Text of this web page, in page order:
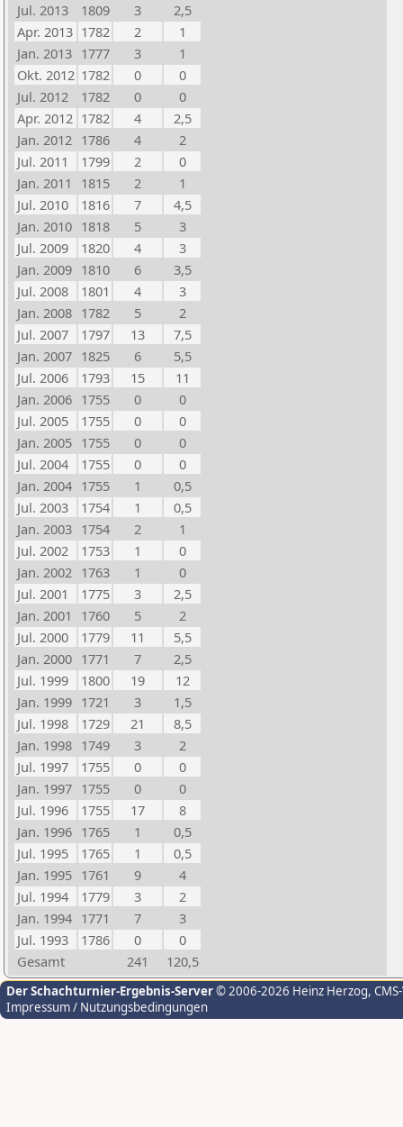
Jul. 2013
1809 3
2,5
Apr. 2013 1782 2
1
Jan. 2013 1777 3
1
Okt. 2012 1782 0
0
Jul. 2012
1782 0
0
Apr. 2012 1782 4
2,5
Jan. 2012 1786 4
2
Jul. 2011
1799 2
0
Jan. 2011
1815 2
1
Jul. 2010
1816 7
4,5
Jan. 2010 1818 5
3
Jul. 2009
1820 4
3
Jan. 2009 1810 6
3,5
Jul. 2008
1801 4
3
Jan. 2008 1782 5
2
Jul. 2007
1797 13
7,5
Jan. 2007 1825 6
5,5
Jul. 2006
1793 15
11
Jan. 2006 1755 0
0
Jul. 2005
1755 0
0
Jan. 2005 1755 0
0
Jul. 2004
1755 0
0
Jan. 2004 1755 1
0,5
Jul. 2003
1754 1
0,5
Jan. 2003 1754 2
1
Jul. 2002
1753 1
0
Jan. 2002 1763 1
0
Jul. 2001
1775 3
2,5
Jan. 2001
1760 5
2
Jul. 2000
1779 11
5,5
Jan. 2000 1771 7
2,5
Jul. 1999
1800 19
12
Jan. 1999 1721 3
1,5
Jul. 1998
1729 21
8,5
Jan. 1998 1749 3
2
Jul. 1997
1755 0
0
Jan. 1997 1755 0
0
Jul. 1996
1755 17
8
Jan. 1996 1765 1
0,5
Jul. 1995
1765 1
0,5
Jan. 1995 1761 9
4
Jul. 1994
1779 3
2
Jan. 1994 1771 7
3
Jul. 1993
1786 0
0
Gesamt
241 120,5
Der Schachturnier-Ergebnis-Server© 2006-2026 Heinz Herzog,
Impressum / Nutzungsbedingungen